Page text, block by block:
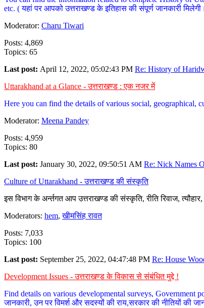
etc. ( यहां पर आपको उत्तराखण्ड के इतिहास की संपूर्ण जानकारी
Moderator: Charu Tiwari
Posts: 4,869
Topics: 65
Last post: April 12, 2022, 05:02:43 PM Re: History of
Uttarakhand at a Glance - उत्तराखण्ड : एक नजर में
Here you can find the details of various social,
Moderator: Meena Pandey
Posts: 4,959
Topics: 80
Last post: January 30, 2022, 09:50:51 AM Re: Nick Names
Culture of Uttarakhand - उत्तराखण्ड की संस्कृति
इस विभाग के अर्न्तगत आप उत्तराखण्ड की संस्कृति, रीति रिवाज,
Moderators: hem,खीमसिंह रावत
Posts: 7,033
Topics: 100
Last post: September 25, 2022, 04:47:48 PM Re: House
Development Issues - उत्तराखण्ड के विकास से संबंधित मुद्दे !
Find details on various developmental surveys, Government
जानकारी, उन पर विमर्श और सदस्यों की राय,सरकार की नीतियों की